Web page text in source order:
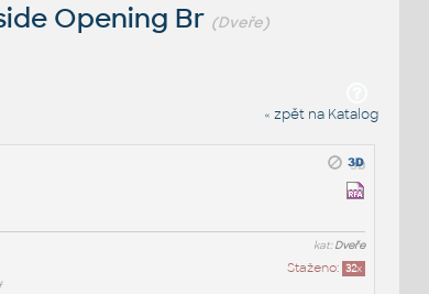
Opening Br (Dveře)
« zpět na Katalog
kat:Dveře
Staženo: 32x